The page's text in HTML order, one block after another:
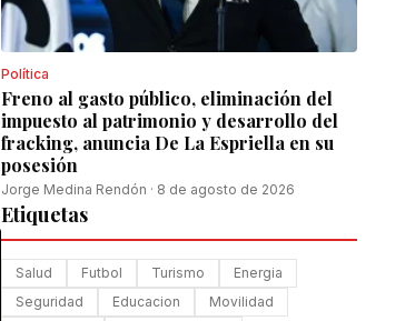
Política
Freno al gasto público, eliminación del
impuesto al patrimonio y desarrollo del
fracking, anuncia De La Espriella en su
posesión
Jorge Medina Rendón · 8 de agosto de 2026
Etiquetas
Salud Futbol Turismo
Energia
Seguridad
Educacion
Movilidad